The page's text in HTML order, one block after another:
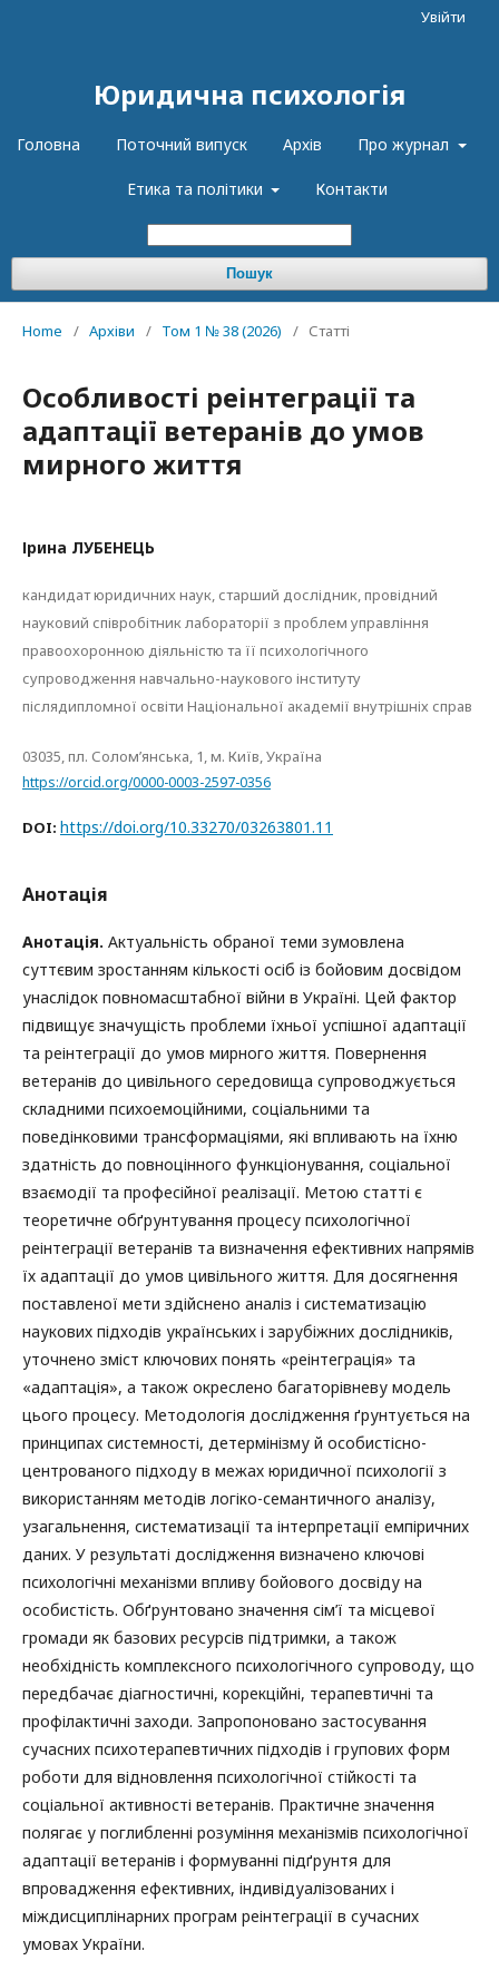
Юридична психологія
Головна Поточний випуск Архів Про журнал
Етика та політики Контакти
Пошук
Увійти
Home / Архіви / Том 1 № 38 (2026) / Статті
Особливості реінтеграції та
адаптації ветеранів до умов
мирного життя
Ірина ЛУБЕНЕЦЬ
кандидат юридичних наук, старший дослідник, провідний
науковий співробітник лабораторії з проблем управління
правоохоронною діяльністю та її психологічного
супроводження навчально-наукового інституту
післядипломної освіти Національної академії внутрішніх справ
03035, пл. Солом’янська, 1, м. Київ, Україна
https://orcid.org/0000-0003-2597-0356
DOI: https://doi.org/10.33270/03263801.11
Анотація
Анотація. Актуальність обраної теми зумовлена
суттєвим зростанням кількості осіб із бойовим досвідом
унаслідок повномасштабної війни в Україні. Цей фактор
підвищує значущість проблеми їхньої успішної адаптації
та реінтеграції до умов мирного життя. Повернення
ветеранів до цивільного середовища супроводжується
складними психоемоційними, соціальними та
поведінковими трансформаціями, які впливають на їхню
здатність до повноцінного функціонування, соціальної
взаємодії та професійної реалізації. Метою статті є
теоретичне обґрунтування процесу психологічної
реінтеграції ветеранів та визначення ефективних напрямів
їх адаптації до умов цивільного життя. Для досягнення
поставленої мети здійснено аналіз і систематизацію
наукових підходів українських і зарубіжних дослідників,
уточнено зміст ключових понять «реінтеграція» та
«адаптація», а також окреслено багаторівневу модель
цього процесу. Методологія дослідження ґрунтується на
принципах системності, детермінізму й особистісно-
центрованого підходу в межах юридичної психології з
використанням методів логіко-семантичного аналізу,
узагальнення, систематизації та інтерпретації емпіричних
даних. У результаті дослідження визначено ключові
психологічні механізми впливу бойового досвіду на
особистість. Обґрунтовано значення сім’ї та місцевої
громади як базових ресурсів підтримки, а також
необхідність комплексного психологічного супроводу, що
передбачає діагностичні, корекційні, терапевтичні та
профілактичні заходи. Запропоновано застосування
сучасних психотерапевтичних підходів і групових форм
роботи для відновлення психологічної стійкості та
соціальної активності ветеранів. Практичне значення
полягає у поглибленні розуміння механізмів психологічної
адаптації ветеранів і формуванні підґрунтя для
впровадження ефективних, індивідуалізованих і
міждисциплінарних програм реінтеграції в сучасних
умовах України.